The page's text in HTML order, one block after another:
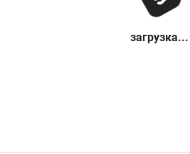
загрузка...